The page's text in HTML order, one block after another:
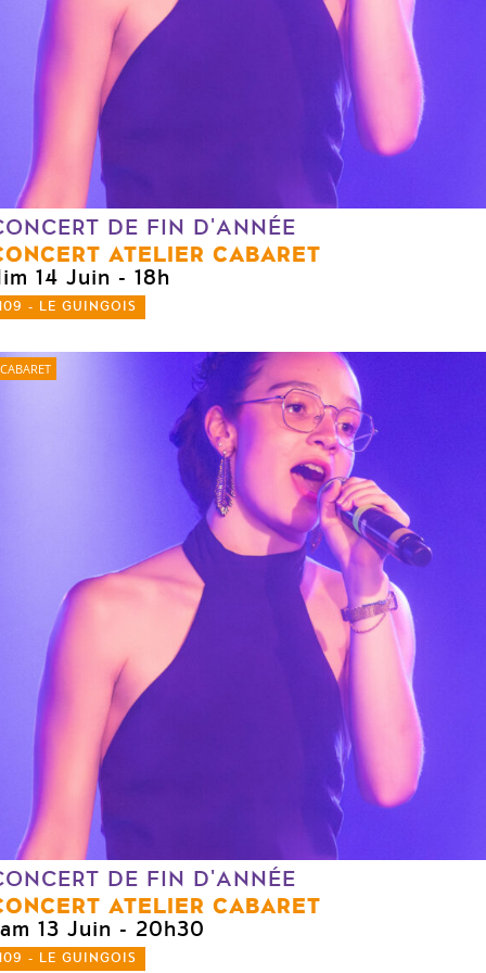
DE FIN D'ANNÉE
ATELIER CABARET
14 Juin - 18h
- LE GUINGOIS
CABARET
DE FIN D'ANNÉE
ATELIER CABARET
13 Juin - 20h30
- LE GUINGOIS